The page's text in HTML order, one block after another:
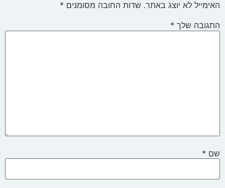
האימייל לא יוצג באתר. שדות החובה מסומנים *
התגובה שלך *
שם *